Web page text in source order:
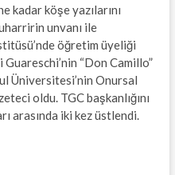
kadar köşe yazılarını
unvanı ile
öğretim üyeliği
Guareschi’nin “Don Camillo”
Üniversitesi’nin Onursal
oldu. TGC başkanlığını
arasında iki kez üstlendi.